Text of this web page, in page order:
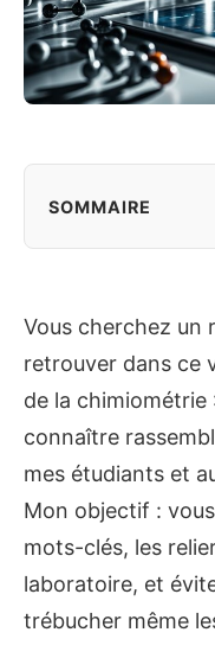
SOMMAIRE
Vous cherchez un
retrouver dans ce
de la chimiométrie
connaître
mes étudiants et
Mon objectif :
mots-clés, les
laboratoire, et
trébucher même